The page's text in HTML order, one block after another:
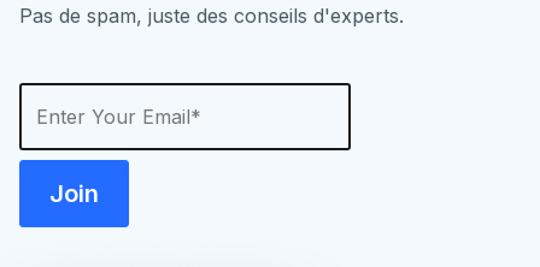
Pas de spam, juste des conseils d'experts.